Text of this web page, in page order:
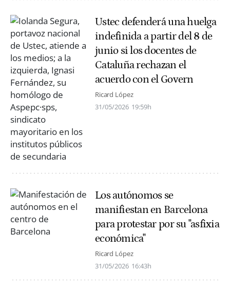
Ustec defenderá una huelga
indefinida a partir del 8 de
junio si los docentes de
Cataluña rechazan el
acuerdo con el Govern
Ricard López
31/05/2026 19:59h
Los autónomos se
manifiestan en Barcelona
para protestar por su "asfixia
económica"
Ricard López
31/05/2026 16:43h